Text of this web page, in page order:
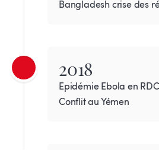
Bangladesh crise des
2018
Epidémie Ebola en RDC
Conflit au Yémen